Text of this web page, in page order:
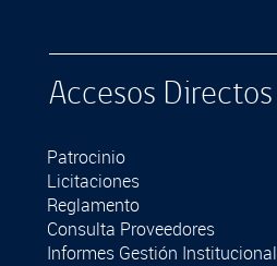
Accesos Directos
Patrocinio
Licitaciones
Reglamento
Consulta Proveedores
Informes Gestión Institucional